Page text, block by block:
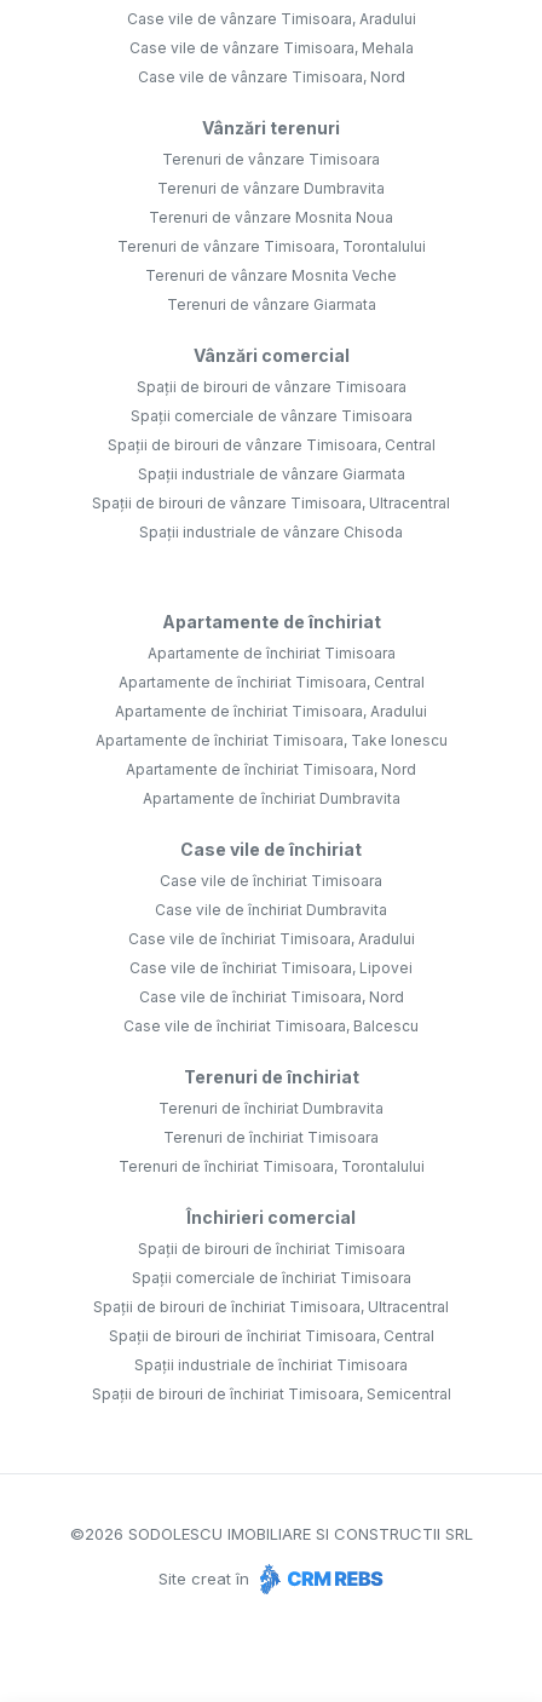
Case vile de vânzare Timisoara, Aradului
Case vile de vânzare Timisoara, Mehala
Case vile de vânzare Timisoara, Nord
Vânzări terenuri
Terenuri de vânzare Timisoara
Terenuri de vânzare Dumbravita
Terenuri de vânzare Mosnita Noua
Terenuri de vânzare Timisoara, Torontalului
Terenuri de vânzare Mosnita Veche
Terenuri de vânzare Giarmata
Vânzări comercial
Spații de birouri de vânzare Timisoara
Spații comerciale de vânzare Timisoara
Spații de birouri de vânzare Timisoara, Central
Spații industriale de vânzare Giarmata
Spații de birouri de vânzare Timisoara, Ultracentral
Spații industriale de vânzare Chisoda
Apartamente de închiriat
Apartamente de închiriat Timisoara
Apartamente de închiriat Timisoara, Central
Apartamente de închiriat Timisoara, Aradului
Apartamente de închiriat Timisoara, Take Ionescu
Apartamente de închiriat Timisoara, Nord
Apartamente de închiriat Dumbravita
Case vile de închiriat
Case vile de închiriat Timisoara
Case vile de închiriat Dumbravita
Case vile de închiriat Timisoara, Aradului
Case vile de închiriat Timisoara, Lipovei
Case vile de închiriat Timisoara, Nord
Case vile de închiriat Timisoara, Balcescu
Terenuri de închiriat
Terenuri de închiriat Dumbravita
Terenuri de închiriat Timisoara
Terenuri de închiriat Timisoara, Torontalului
Închirieri comercial
Spații de birouri de închiriat Timisoara
Spații comerciale de închiriat Timisoara
Spații de birouri de închiriat Timisoara, Ultracentral
Spații de birouri de închiriat Timisoara, Central
Spații industriale de închiriat Timisoara
Spații de birouri de închiriat Timisoara, Semicentral
©2026 SODOLESCU IMOBILIARE SI CONSTRUCTII SRL
Site creat în